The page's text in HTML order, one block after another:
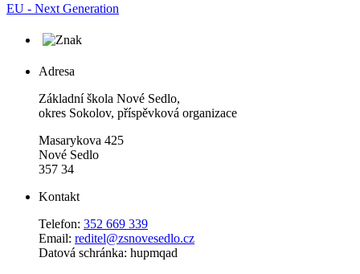
EU - Next Generation
Adresa
Základní škola Nové Sedlo,
okres Sokolov, příspěvková organizace
Masarykova 425
Nové Sedlo
357 34
Kontakt
Telefon: 352 669 339
Email: reditel@zsnovesedlo.cz
Datová schránka: hupmqad